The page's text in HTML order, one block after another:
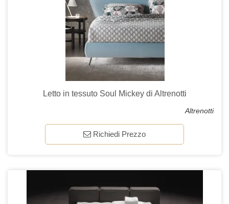
Letto in tessuto Soul Mickey di Altrenotti
Altrenotti
Richiedi Prezzo